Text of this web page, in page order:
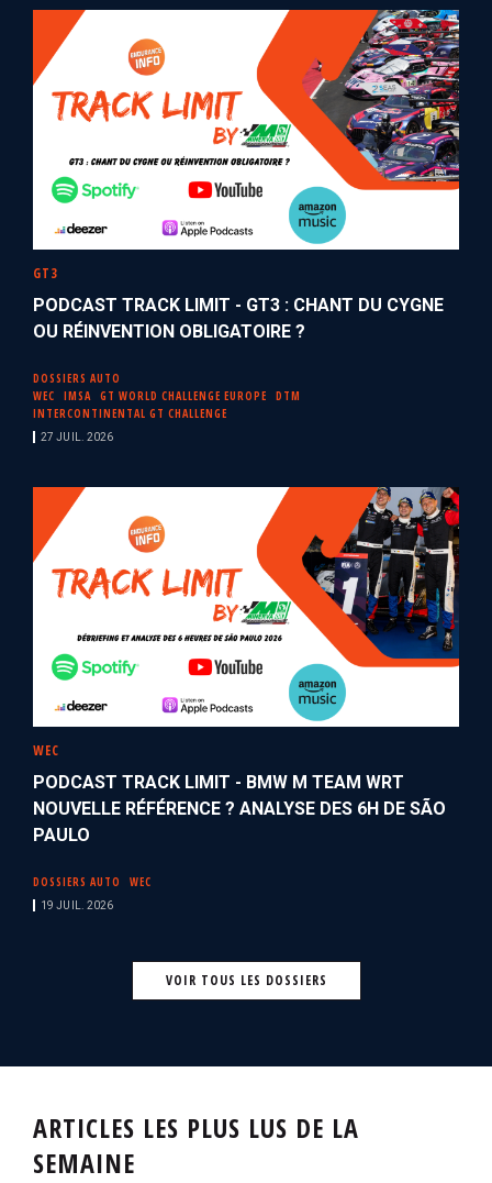
GT3
PODCAST TRACK LIMIT - GT3 : CHANT DU CYGNE
OU RÉINVENTION OBLIGATOIRE ?
DOSSIERS AUTO
WEC
IMSA GT WORLD CHALLENGE EUROPE
DTM
INTERCONTINENTAL GT CHALLENGE
27 JUIL. 2026
WEC
PODCAST TRACK LIMIT - BMW M TEAM WRT
NOUVELLE RÉFÉRENCE ? ANALYSE DES 6H DE SÃO
PAULO
DOSSIERS AUTO WEC
19 JUIL. 2026
VOIR TOUS LES DOSSIERS
ARTICLES LES PLUS LUS DE LA
SEMAINE